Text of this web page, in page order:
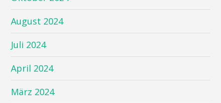
August 2024
Juli 2024
April 2024
März 2024